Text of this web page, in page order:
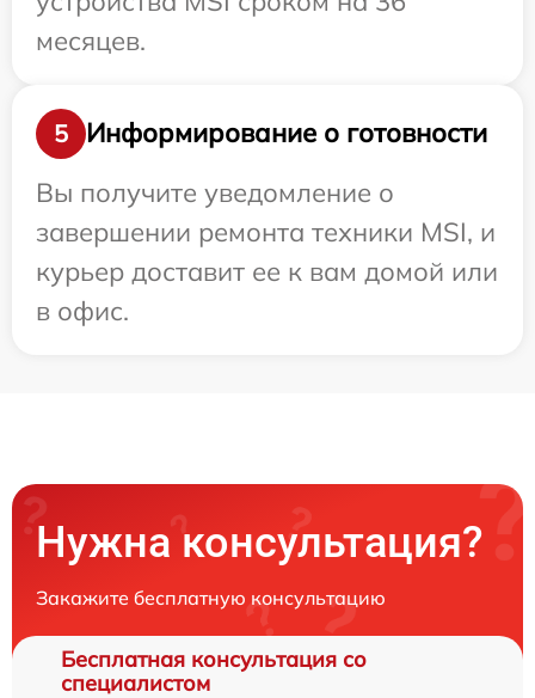
месяцев.
5
Информирование о готовности
Вы получите уведомление о
завершении ремонта техники MSI, и
курьер доставит ее к вам домой или
в офис.
Нужна консультация?
Закажите бесплатную консультацию
Бесплатная консультация со
специалистом